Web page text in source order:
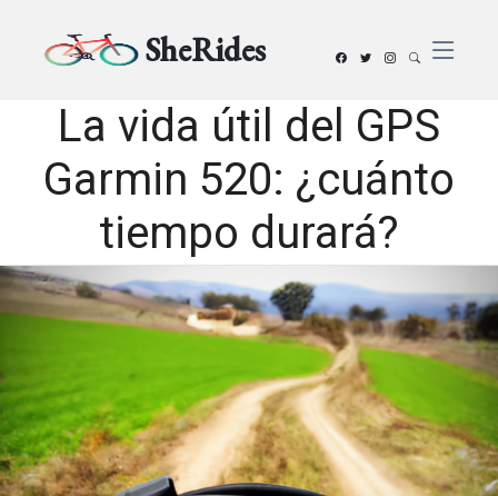
SheRides
La vida útil del GPS
Garmin 520: ¿cuánto
tiempo durará?